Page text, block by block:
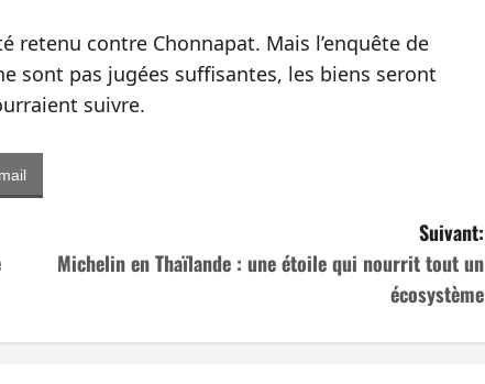
retenu contre Chonnapat. Mais l’enquête de
sont pas jugées suffisantes, les biens seront
suivre.
Suivant:
Michelin en Thaïlande : une étoile qui nourrit tout un
écosystème